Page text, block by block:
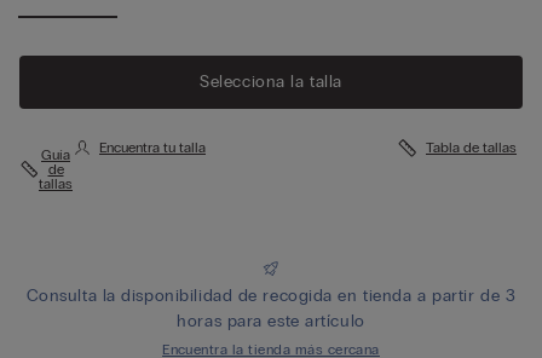
Selecciona la talla
Guía
de
tallas
Encuentra tu talla Tabla de tallas
Consulta la disponibilidad de recogida en tienda a partir de 3
horas para este artículo
Encuentra la tienda más cercana